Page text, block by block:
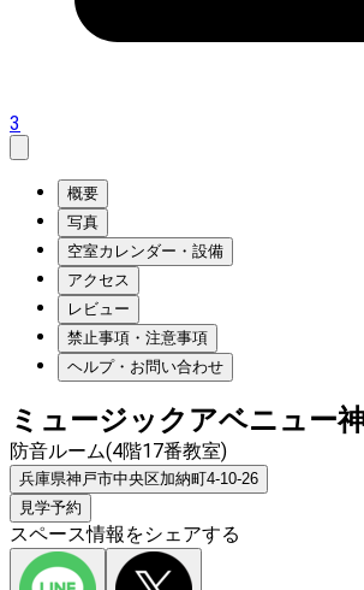
3
概要
写真
空室カレンダー・設備
アクセス
レビュー
禁止事項・注意事項
ヘルプ・お問い合わせ
ミュージックアベニュー
防音ルーム(4階17番教室)
兵庫県神戸市中央区加納町4-10-26
見学予約
スペース情報をシェアする